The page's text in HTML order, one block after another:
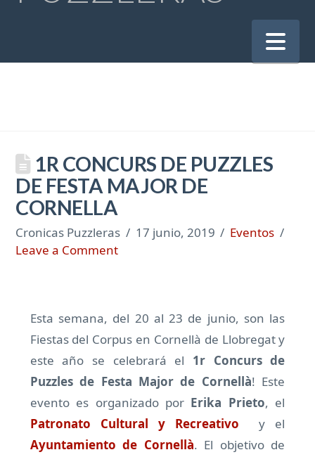
1R CONCURS DE PUZZLES
DE FESTA MAJOR DE
CORNELLA
Cronicas Puzzleras 17 junio, 2019
Eventos
Leave a Comment
Esta semana, del 20 al 23 de junio, son las
Fiestas del Corpus en Cornellà de Llobregat y
este año se celebrará el 1r Concurs de
Puzzles de Festa Major de Cornellà! Este
evento es organizado por Erika Prieto, el
Patronato Cultural y Recreativo
y el
Ayuntamiento de Cornellà. El objetivo de